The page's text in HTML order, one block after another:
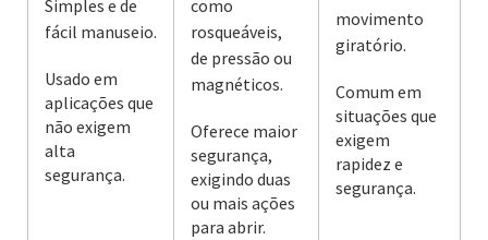
Simples e de
fácil manuseio.
Usado em
aplicações que
não exigem
alta
segurança.
como
rosqueáveis,
de pressão ou
magnéticos.
Oferece maior
segurança,
exigindo duas
ou mais ações
para abrir.
movimento
giratório.
Comum em
situações que
exigem
rapidez e
segurança.